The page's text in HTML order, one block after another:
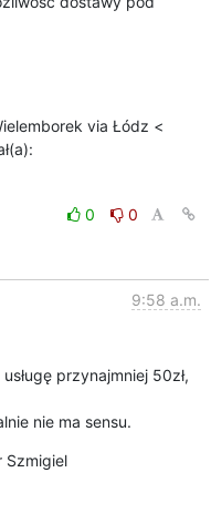
via Łódz <
0
0
9:58 a.m.
przynajmniej 50zł,
nie ma sensu.
niedz., 7 mar 2021 o 01:10 Kacper Szmigiel